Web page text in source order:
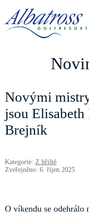
Novými
jsou
Brejník
Kategorie: Z hřiště
Zveřejněno: 6. říjen 2025
O víkendu se odehrálo